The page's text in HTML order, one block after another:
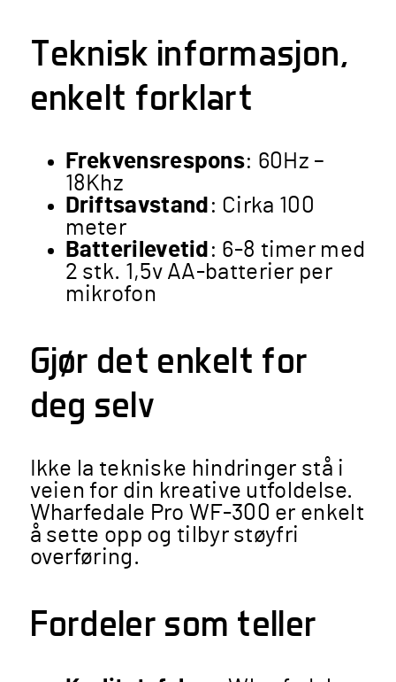
Teknisk informasjon,
enkelt forklart
Frekvensrespons: 60Hz –
18Khz
Driftsavstand : Cirka 100
meter
Batterilevetid : 6-8 timer med
2 stk. 1,5v AA-batterier per
mikrofon
Gjør det enkelt for
deg selv
Ikke la tekniske hindringer stå i
veien for din kreative utfoldelse.
Wharfedale Pro WF-300 er enkelt
å sette opp og tilbyr støyfri
overføring.
Fordeler som teller